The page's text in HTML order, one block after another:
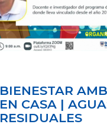
BIENESTAR
EN CASA |
RESIDUALES